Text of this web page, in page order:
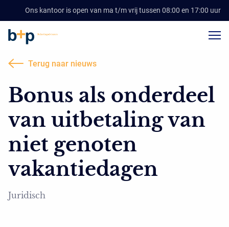
Ons kantoor is open van ma t/m vrij tussen 08:00 en 17:00 uur
Terug naar nieuws
Bonus als onderdeel
van uitbetaling van
niet genoten
vakantiedagen
Juridisch